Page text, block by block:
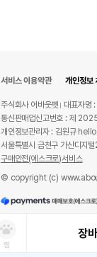
찜
장
서비스 이용약관 개인정보
주식회사 어바웃펫 대표자명
통신판매업신고번호 : 제
개인정보관리자 : 김원규
서울특별시 금천구 가산디지
구매안전(에스크로)서비스
© copyright (c)